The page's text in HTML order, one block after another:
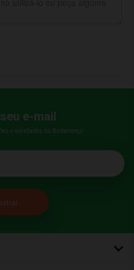
e-mail
e novidades da Bumerang!